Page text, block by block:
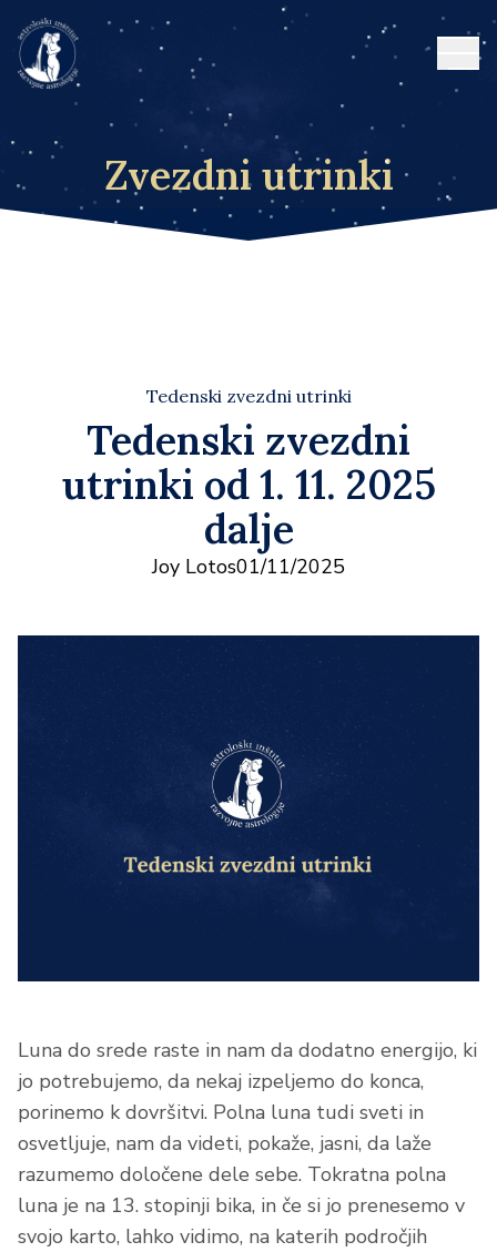
Zvezdni utrinki
Tedenski zvezdni utrinki
Tedenski zvezdni
utrinki od 1. 11. 2025
dalje
Joy Lotos01/11/2025
Luna do srede raste in nam da dodatno energijo, ki
jo potrebujemo, da nekaj izpeljemo do konca,
porinemo k dovršitvi. Polna luna tudi sveti in
osvetljuje, nam da videti, pokaže, jasni, da laže
razumemo določene dele sebe. Tokratna polna
luna je na 13. stopinji bika, in če si jo prenesemo v
svojo karto, lahko vidimo, na katerih področjih